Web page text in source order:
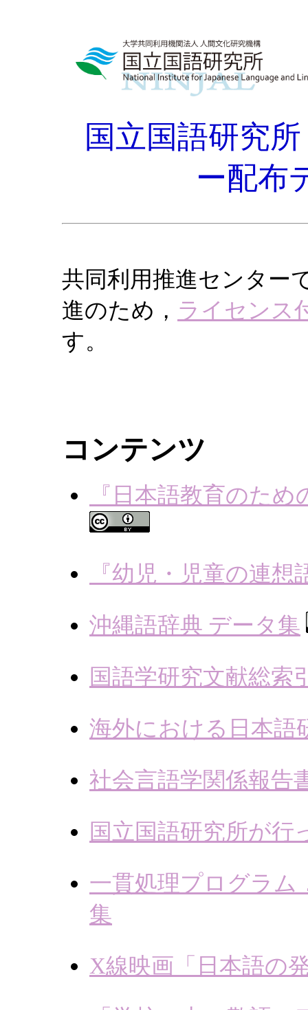
国立国語研究
ー配布
共同利用推進センター
進のため， ライセンス
す。
コンテンツ
『日本語教育のた
『幼児・児童の連
沖縄語辞典 データ集
国語学研究文献総索
海外における日本語
社会言語学関係報告
国立国語研究所が行
一貫処理プログラム
集
X線映画「日本語の